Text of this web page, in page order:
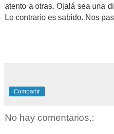
atento a otras. Ojalá sea una
Lo contrario es sabido. Nos
Compartir
No hay comentarios.: